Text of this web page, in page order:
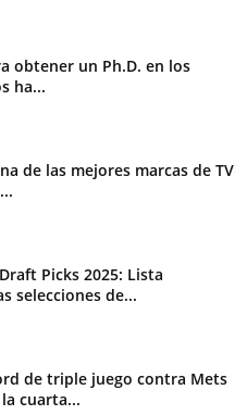
obtener un Ph.D. en los
ha...
de las mejores marcas de TV
Picks 2025: Lista
selecciones de...
de triple juego contra Mets
cuarta...